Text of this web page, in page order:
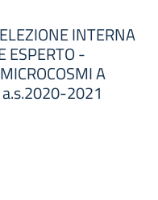
INTERNA
ESPERTO -
A
a.s.2020-2021